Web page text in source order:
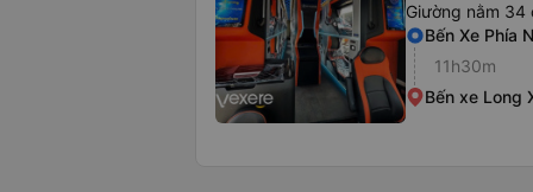
Giường nằm 34
Bến Xe Phía
11h30m
Bến xe Long